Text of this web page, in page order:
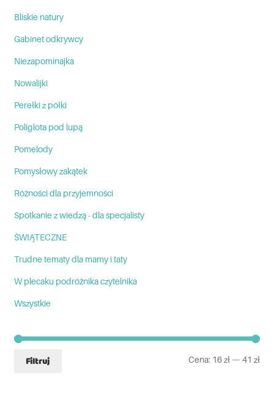
Bliskie natury
Gabinet odkrywcy
Niezapominajka
Nowalijki
Perełki z półki
Poliglota pod lupą
Pomelody
Pomysłowy zakątek
Różności dla przyjemności
Spotkanie z wiedzą - dla specjalisty
ŚWIĄTECZNE
Trudne tematy dla mamy i taty
W plecaku podróżnika czytelnika
Wszystkie
Filtruj Cena: 16 zł —41 zł